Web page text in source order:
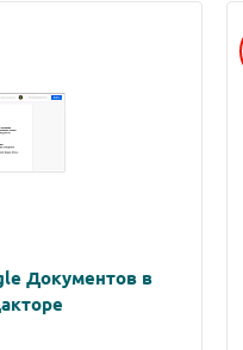
Документов в